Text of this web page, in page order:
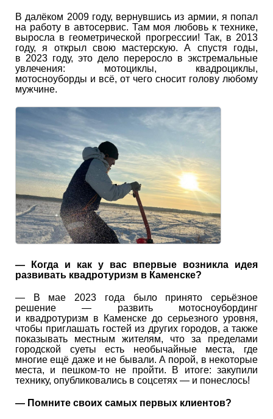
В далёком 2009 году, вернувшись из армии, я попал
на работу в автосервис. Там моя любовь к технике,
выросла в геометрической прогрессии! Так, в 2013
году, я открыл свою мастерскую. А спустя годы,
в 2023 году, это дело переросло в экстремальные
увлечения: мотоциклы, квадроциклы,
мотосноуборды и всё, от чего сносит голову любому
мужчине.
— Когда и как у вас впервые возникла идея
развивать квадротуризм в Каменске?
— В мае 2023 года было принято серьёзное
решение — развить мотосноубординг
и квадротуризм в Каменске до серьезного уровня,
чтобы приглашать гостей из других городов, а также
показывать местным жителям, что за пределами
городской суеты есть необычайные места, где
многие ещё даже и не бывали. А порой, в некоторые
места, и пешком-то не пройти. В итоге: закупили
технику, опубликовались в соцсетях — и понеслось!
— Помните своих самых первых клиентов?